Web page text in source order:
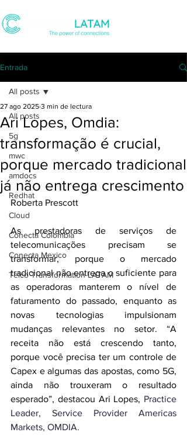
Entrada
All posts
5g
mwc
amdocs
Redhat
Cloud
Conecta Colombia
Conecta Mexico
Telco Transformation LATAM
All posts
Ari Lopes, Omdia:
transformação é crucial,
porque mercado tradicional
já não entrega crescimento
27 ago 2025 3 min de lectura
Roberta Prescott
As prestadoras de serviços de
telecomunicações precisam se
transformar, porque o mercado
tradicional não entrega o suficiente para
as operadoras manterem o nível de
faturamento do passado, enquanto as
novas tecnologias impulsionam
mudanças relevantes no setor. “A
receita não está crescendo tanto,
porque você precisa ter um controle de
Capex e algumas das apostas, como 5G,
ainda não trouxeram o resultado
esperado”, destacou Ari Lopes, Practice
Leader, Service Provider Americas
Markets, OMDIA.